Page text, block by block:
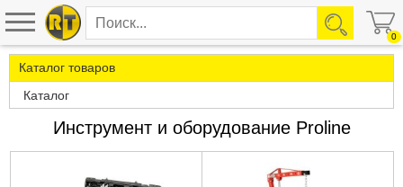
0
Каталог товаров
Каталог
Инструмент и оборудование Proline